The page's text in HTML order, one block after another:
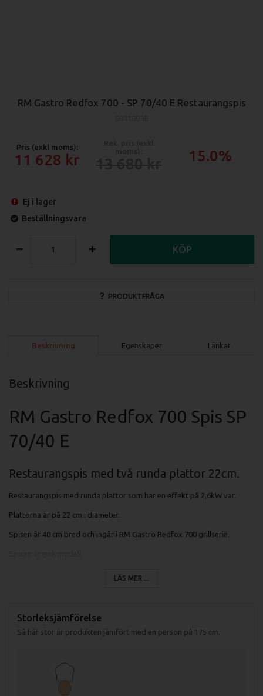
RM Gastro Redfox 700 - SP 70/40 E Restaurangspis
Pris (exkl moms):
11 628 15.0%
Ej i lager
Beställningsvara
PRODUKTFRÅGA
KÖP
Beskrivning Egenskaper Länkar
Beskrivning
RM Gastro Redfox 700 Spis SP
70/40 E
Restaurangspis med två runda plattor 22cm.
Restaurangspis med runda plattor som har en effekt på 2,6kW var.
Plattorna är på 22 cm i diameter.
Spisen är 40 cm bred och ingår i RM Gastro Redfox 700 grillserie.
Mått (LxBxH): 400x700x900 mm
Mått förpackning: 440x800x975 mm
Vikt (brutto): 40 kg
LÄS MER ...
Storleksjämförelse
Så här stor är produkten jämfört med en person på 175 cm.